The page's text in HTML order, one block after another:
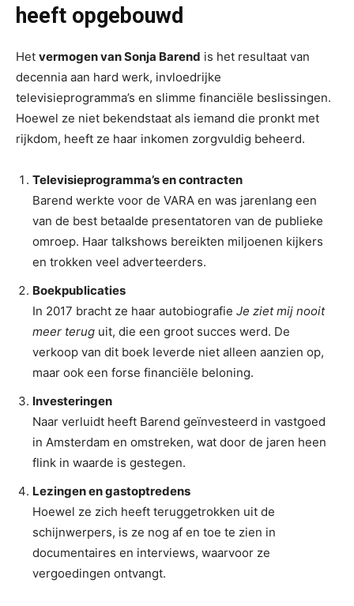
heeft opgebouwd
Het vermogen van Sonja Barend is het resultaat van
decennia aan hard werk, invloedrijke
televisieprogramma’s en slimme financiële beslissingen.
Hoewel ze niet bekendstaat als iemand die pronkt met
rijkdom, heeft ze haar inkomen zorgvuldig beheerd.
Televisieprogramma’s en contracten
Barend werkte voor de VARA en was jarenlang een
van de best betaalde presentatoren van de publieke
omroep. Haar talkshows bereikten miljoenen kijkers
en trokken veel adverteerders.
Boekpublicaties
In 2017 bracht ze haar autobiografie Je ziet mij nooit
meer terug uit, die een groot succes werd. De
verkoop van dit boek leverde niet alleen aanzien op,
maar ook een forse financiële beloning.
Investeringen
Naar verluidt heeft Barend geïnvesteerd in vastgoed
in Amsterdam en omstreken, wat door de jaren heen
flink in waarde is gestegen.
Lezingen en gastoptredens
Hoewel ze zich heeft teruggetrokken uit de
schijnwerpers, is ze nog af en toe te zien in
documentaires en interviews, waarvoor ze
vergoedingen ontvangt.